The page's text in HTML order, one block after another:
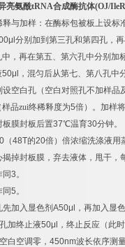
亮氨酰tRNA合成酶抗体(OJ/
释与加样：在酶标包被板上设标
分别加到第三孔和第四孔，
，再在第五、第六孔中分别加
50μl ，混匀后从第七、第八孔中
设空白孔（空白对照孔不加样
样品zui终稀释度为5倍）。加样
板膜封板后置37℃温育30分钟。
（48T的20倍）倍浓缩洗涤液用
揭掉封板膜，弃去液体，甩干，
同3。
同5。
加入显色剂 A50μl ，再加入显
加终止液50μl
，终止反应（此
白空调零， 450nm波长依序测